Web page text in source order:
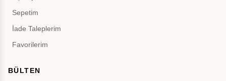
Sepetim
İade Taleplerim
Favorilerim
BÜLTEN